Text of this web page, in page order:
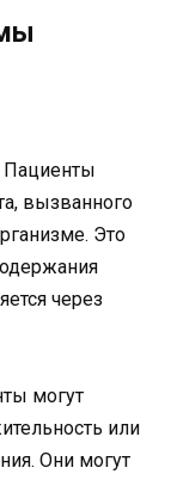
Пациенты
вызванного
Это
через
могут
или
Они могут